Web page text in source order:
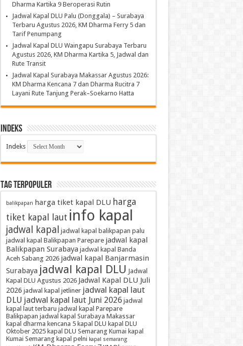
Dharma Kartika 9 Beroperasi Rutin
Jadwal Kapal DLU Palu (Donggala) – Surabaya
Terbaru Agustus 2026, KM Dharma Ferry 5 dan
Tarif Penumpang
Jadwal Kapal DLU Waingapu Surabaya Terbaru
Agustus 2026, KM Dharma Kartika 5, Jadwal dan
Rute Transit
Jadwal Kapal Surabaya Makassar Agustus 2026:
KM Dharma Kencana 7 dan Dharma Rucitra 7
Layani Rute Tanjung Perak–Soekarno Hatta
Indeks
Indeks
TAG TERPOPULER
balikpapan harga tiket kapal DLU harga
tiket kapal laut info kapal
jadwal kapal jadwal kapal balikpapan palu
jadwal kapal Balikpapan Parepare jadwal kapal
Balikpapan Surabaya jadwal kapal Banda
Aceh Sabang 2026 jadwal kapal Banjarmasin
Surabaya jadwal kapal DLU Jadwal
Kapal DLU Agustus 2026 Jadwal Kapal DLU Juli
2026 jadwal kapal jetliner jadwal kapal laut
DLU jadwal kapal laut Juni 2026 jadwal
kapal laut terbaru jadwal kapal Parepare
Balikpapan jadwal kapal Surabaya Makassar
kapal dharma kencana 5 kapal DLU kapal DLU
Oktober 2025 kapal DLU Semarang Kumai kapal
Kumai Semarang kapal pelni kapal semarang